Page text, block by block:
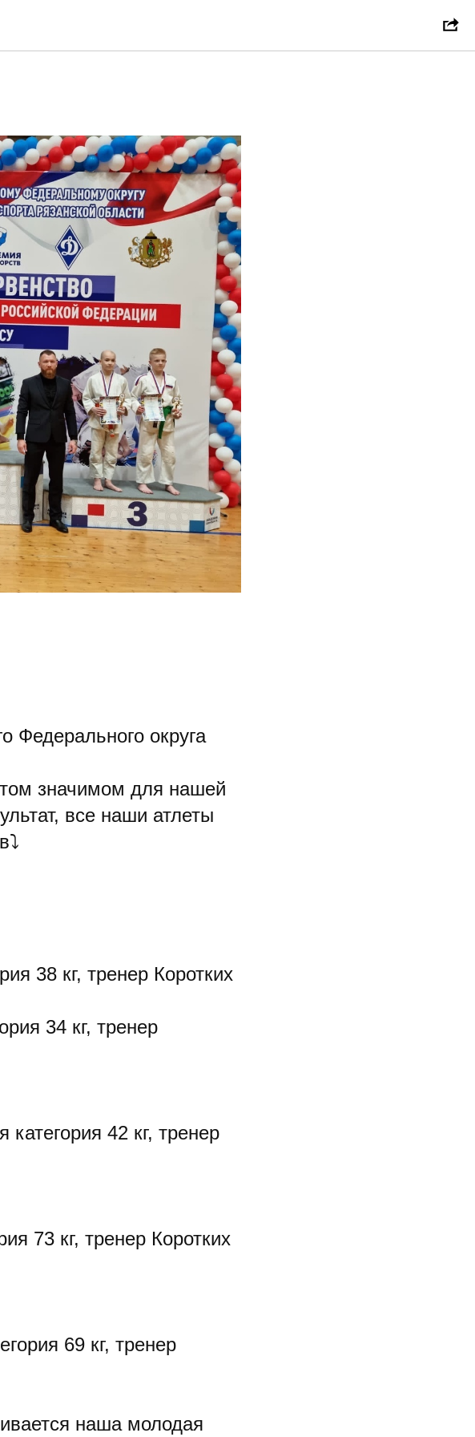
Федерального округа
значимом для нашей
все наши атлеты
38 кг, тренер Коротких
34 кг, тренер
42 кг, тренер
73 кг, тренер Коротких
69 кг, тренер
наша молодая